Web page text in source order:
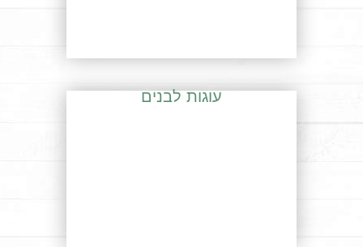
עוגות לבנים